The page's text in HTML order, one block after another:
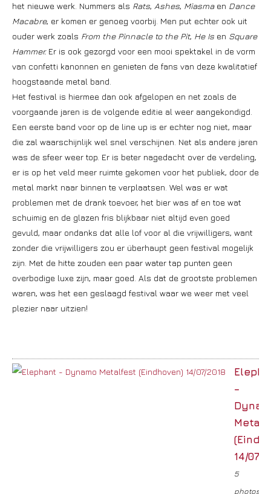
het nieuwe werk. Nummers als Rats, Ashes, Miasma en Dance
Macabre, er komen er genoeg voorbij. Men put echter ook uit
ouder werk zoals From the Pinnacle to the Pit, He Is en Square
Hammer. Er is ook gezorgd voor een mooi spektakel in de vorm
van confetti kanonnen en genieten de fans van deze kwalitatief
hoogstaande metal band.
Het festival is hiermee dan ook afgelopen en net zoals de
voorgaande jaren is de volgende editie al weer aangekondigd.
Een eerste band voor op de line up is er echter nog niet, maar
die zal waarschijnlijk wel snel verschijnen. Net als andere jaren
was de sfeer weer top. Er is beter nagedacht over de verdeling,
er is op het veld meer ruimte gekomen voor het publiek, door de
metal markt naar binnen te verplaatsen. Wel was er wat
problemen met de drank toevoer, het bier was af en toe wat
schuimig en de glazen fris blijkbaar niet altijd even goed
gevuld, maar ondanks dat alle lof voor al die vrijwilligers, want
zonder die vrijwilligers zou er überhaupt geen festival mogelijk
zijn. Met de hitte zouden een paar water tap punten geen
overbodige luxe zijn, maar goed. Als dat de grootste problemen
waren, was het een geslaagd festival waar we weer met veel
plezier naar uitzien!
–
14/07/
5
photos